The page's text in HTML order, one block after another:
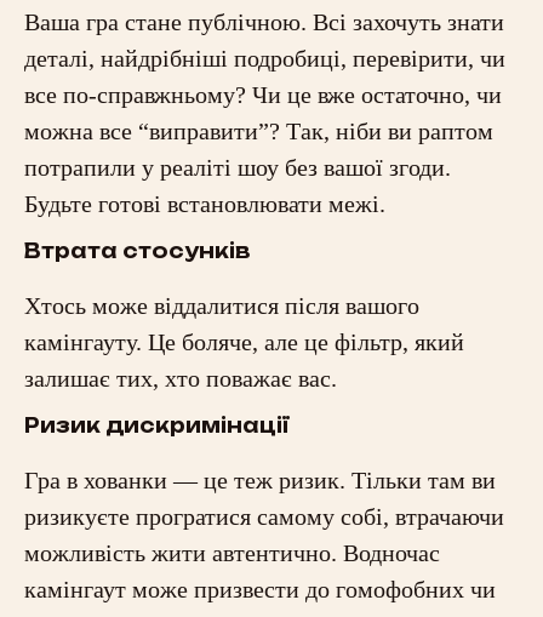
Ваша гра стане публічною. Всі захочуть знати
деталі, найдрібніші подробиці, перевірити, чи
все по-справжньому? Чи це вже остаточно, чи
можна все “виправити”? Так, ніби ви раптом
потрапили у реаліті шоу без вашої згоди.
Будьте готові встановлювати межі.
Втрата стосунків
Хтось може віддалитися після вашого
камінгауту. Це боляче, але це фільтр, який
залишає тих, хто поважає вас.
Ризик дискримінації
Гра в хованки — це теж ризик. Тільки там ви
ризикуєте програтися самому собі, втрачаючи
можливість жити автентично. Водночас
камінгаут може призвести до гомофобних чи